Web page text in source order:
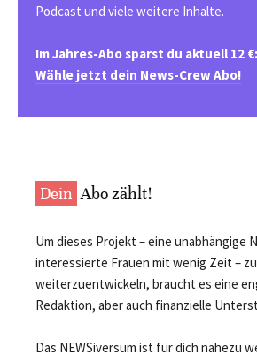
Podcast und viele weitere Inhalte.
Im Jahres-Abo sparst du aktuell 12 €:
Wähle jetzt dein News-Crew Abo!
Dein Abo zählt!
Um dieses Projekt – eine unabhängige
interessierte Frauen mit wenig Zeit –
weiterzuentwickeln, braucht es eine
Redaktion, aber auch finanzielle
Das NEWSiversum ist für dich nahezu